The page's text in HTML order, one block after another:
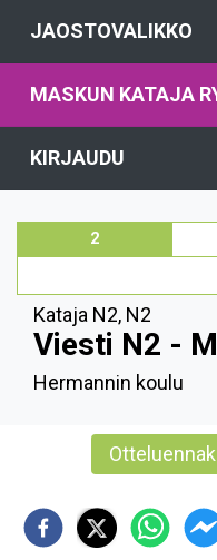
JAOSTOVALIKKO
MASKUN KATAJA
KIRJAUDU
2
Kataja N2, N2
Viesti N2 -
Hermannin koulu